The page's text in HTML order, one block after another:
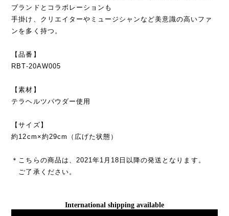
ブランドとコラボレーションも
手掛け、クリエイターやミュージシャンなど美意識の高いファ
ンを多く持つ。
【品番】
RBT-20AW005
【素材】
テラヘルツパウダー使用
【サイズ】
約12cm×約29cm（広げた状態）
＊こちらの商品は、2021年1月18日以降の発送となります。
ご了承ください。
International shipping available